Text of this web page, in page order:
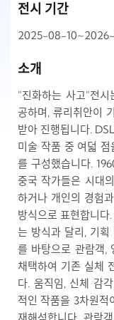
전시 기간
2025-08-
소개
"진화하는 사고"전
공하며, 류리취안이
받아 진행됩니다.
미술 작품 중 여덟
를 구성했습니다.
중국 작가들은 시대
하거나 개인의 경험
방식으로 표현합니
는 방식과 달리, 기획
를 바탕으로 관람객,
채택하여 기존 실체
다. 움직임, 신체 감
적인 작품을 3차원적